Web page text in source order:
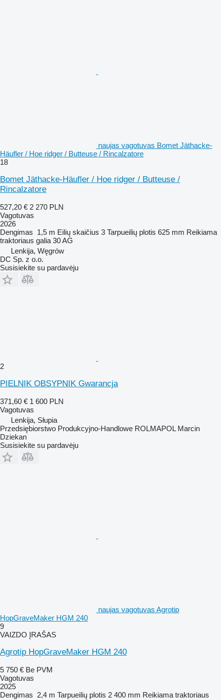
naujas vagotuvas Bomet Jäthacke-
Häufler / Hoe ridger / Butteuse / Rincalzatore
18
Bomet Jäthacke-Häufler / Hoe ridger / Butteuse /
Rincalzatore
527,20 € 2 270 PLN
Vagotuvas
2026
Dengimas 1,5 m Eilių skaičius 3 Tarpueilių plotis 625 mm Reikiama
traktoriaus galia 30 AG
Lenkija, Węgrów
DC Sp. z o.o.
Susisiekite su pardavėju
2
PIELNIK OBSYPNIK Gwarancja
371,60 € 1 600 PLN
Vagotuvas
Lenkija, Słupia
Przedsiębiorstwo Produkcyjno-Handlowe ROLMAPOL Marcin
Dziekan
Susisiekite su pardavėju
naujas vagotuvas Agrotip
HopGraveMaker HGM 240
9
VAIZDO ĮRAŠAS
Agrotip HopGraveMaker HGM 240
5 750 € Be PVM
Vagotuvas
2025
Dengimas 2,4 m Tarpueilių plotis 2 400 mm Reikiama traktoriaus